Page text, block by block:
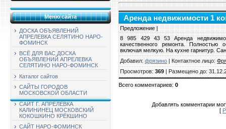
Меню сайта
ДОСКА ОБЪЯВЛЕНИЙ
АПРЕЛЕВКА СЕЛЯТИНО НАРО-
ФОМИНСК
ВСЁ ДЛЯ ВАС ДОСКА
ОБЪЯВЛЕНИЙ АПРЕЛЕВКА
СЕЛЯТИНО НАРО-ФОМИНСК
Каталог сайтов
САЙТЫ ГОРОДОВ
МОСКОВСКОЙ ОБЛАСТИ
САЙТ Г. АПРЕЛЕВКА
КАЛИНИНЕЦ МОСКОВСКИЙ
КОКОШКИНО КРЁКШИНО
САЙТ НАРО-ФОМИНСК
Аренда недвижимости 1
Предложение |
8 985 429 43 53 Аренда
качественного ремонта.
включая мелкую. На кухне гарнитур.
Добавил: фрязино | Контактное лицо:
Просмотров: 369 | Размещено до:
Всего комментариев: 0
Добавлять комментарии
[